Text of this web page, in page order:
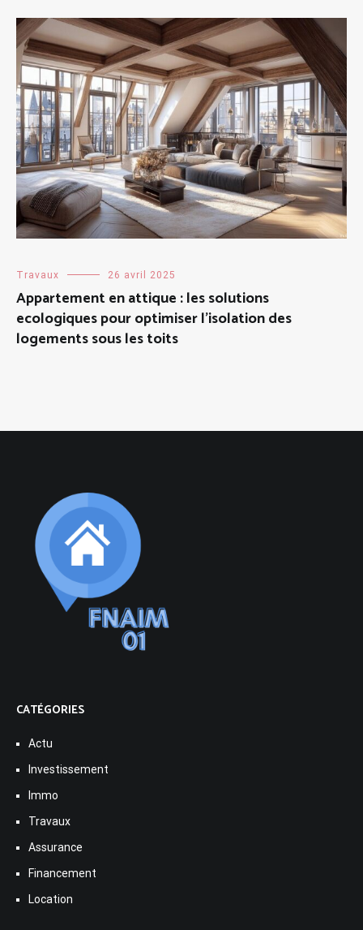
Travaux 26 avril 2025
Appartement en attique : les solutions
ecologiques pour optimiser l’isolation des
logements sous les toits
CATÉGORIES
Actu
Investissement
Immo
Travaux
Assurance
Financement
Location